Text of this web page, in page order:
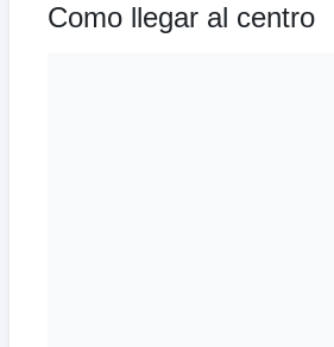
Como llegar al centro